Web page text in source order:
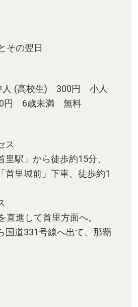
その翌日
(高校生) 300円 小人
円 6歳未満 無料
ス
駅」から徒歩約15分、
首里城前」下車、徒歩約1
進して首里方面へ。
道331号線へ出て、那覇